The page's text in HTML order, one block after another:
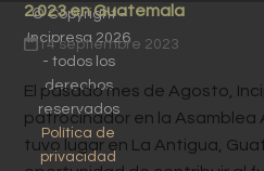
2.023 en Guatemala
14 septiembre 2023
El pasado mes de Agosto,
patrocinador en la Asamblea
tuvo lugar en La Antigua,
© Copyright -
Incipresa 2026
- todos los
derechos
reservados
Política de
privacidad